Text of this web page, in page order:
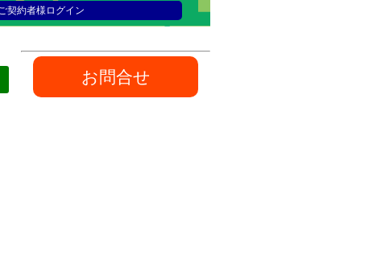
契約者様ログイン
お問合せ